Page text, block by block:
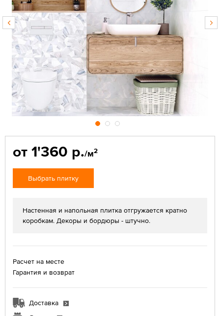
от 1'360 р./м2
Выбрать плитку
Настенная и напольная плитка отгружается кратно
коробкам. Декоры и бордюры - штучно.
Расчет на месте
Гарантия и возврат
Доставка